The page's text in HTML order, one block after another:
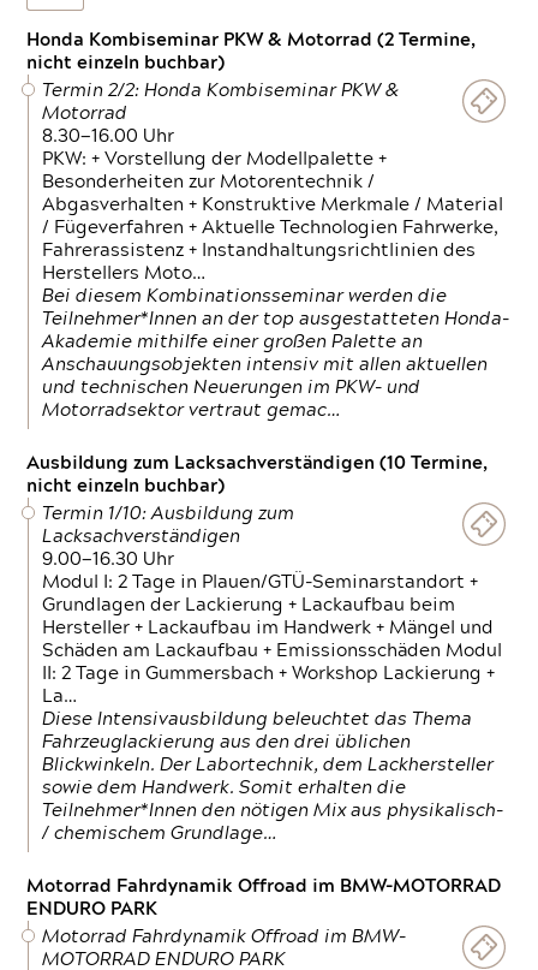
Honda Kombiseminar PKW & Motorrad (2 Termine,
nicht einzeln buchbar)
Termin 2/2: Honda Kombiseminar PKW &
Motorrad
8.30—16.00 Uhr
PKW: + Vorstellung der Modellpalette +
Besonderheiten zur Motorentechnik /
Abgasverhalten + Konstruktive Merkmale / Material
/ Fügeverfahren + Aktuelle Technologien Fahrwerke,
Fahrerassistenz + Instandhaltungsrichtlinien des
Herstellers Moto…
Bei diesem Kombinationsseminar werden die
Teilnehmer*Innen an der top ausgestatteten Honda-
Akademie mithilfe einer großen Palette an
Anschauungsobjekten intensiv mit allen aktuellen
und technischen Neuerungen im PKW- und
Motorradsektor vertraut gemac…
Ausbildung zum Lacksachverständigen (10 Termine,
nicht einzeln buchbar)
Termin 1/10: Ausbildung zum
Lacksachverständigen
9.00—16.30 Uhr
Modul I: 2 Tage in Plauen/GTÜ-Seminarstandort +
Grundlagen der Lackierung + Lackaufbau beim
Hersteller + Lackaufbau im Handwerk + Mängel und
Schäden am Lackaufbau + Emissionsschäden Modul
II: 2 Tage in Gummersbach + Workshop Lackierung +
La…
Diese Intensivausbildung beleuchtet das Thema
Fahrzeuglackierung aus den drei üblichen
Blickwinkeln. Der Labortechnik, dem Lackhersteller
sowie dem Handwerk. Somit erhalten die
Teilnehmer*Innen den nötigen Mix aus physikalisch-
/ chemischem Grundlage…
Motorrad Fahrdynamik Offroad im BMW-MOTORRAD
ENDURO PARK
Motorrad Fahrdynamik Offroad im BMW-
MOTORRAD ENDURO PARK